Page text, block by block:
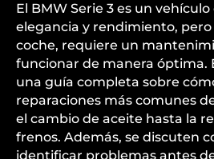
El BMW Serie 3 es un
elegancia y rendimiento,
coche, requiere un
funcionar de manera óptima.
una guía completa sobre
reparaciones más comunes
el cambio de aceite hasta la
frenos. Además, se discuten
identificar problemas antes